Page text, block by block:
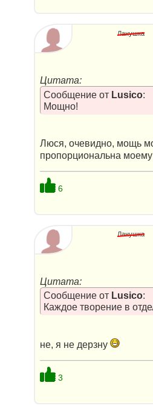
Ланушка
Цитата:
Сообщение от Lusico:
Мощно!
Люся, очевидно, мощь
пропорциональна
6
Ланушка
Цитата:
Сообщение от Lusico:
Каждое творение в
не, я не дерзну
3